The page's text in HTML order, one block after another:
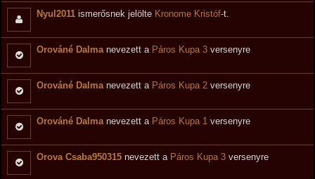
Nyul2011 ismerősnek jelölte Kronome Kristóf-t.
Orováné Dalma nevezett a Páros Kupa 3 versenyre
Orováné Dalma nevezett a Páros Kupa 2 versenyre
Orováné Dalma nevezett a Páros Kupa 1 versenyre
Orova Csaba950315 nevezett a Páros Kupa 3 versenyre